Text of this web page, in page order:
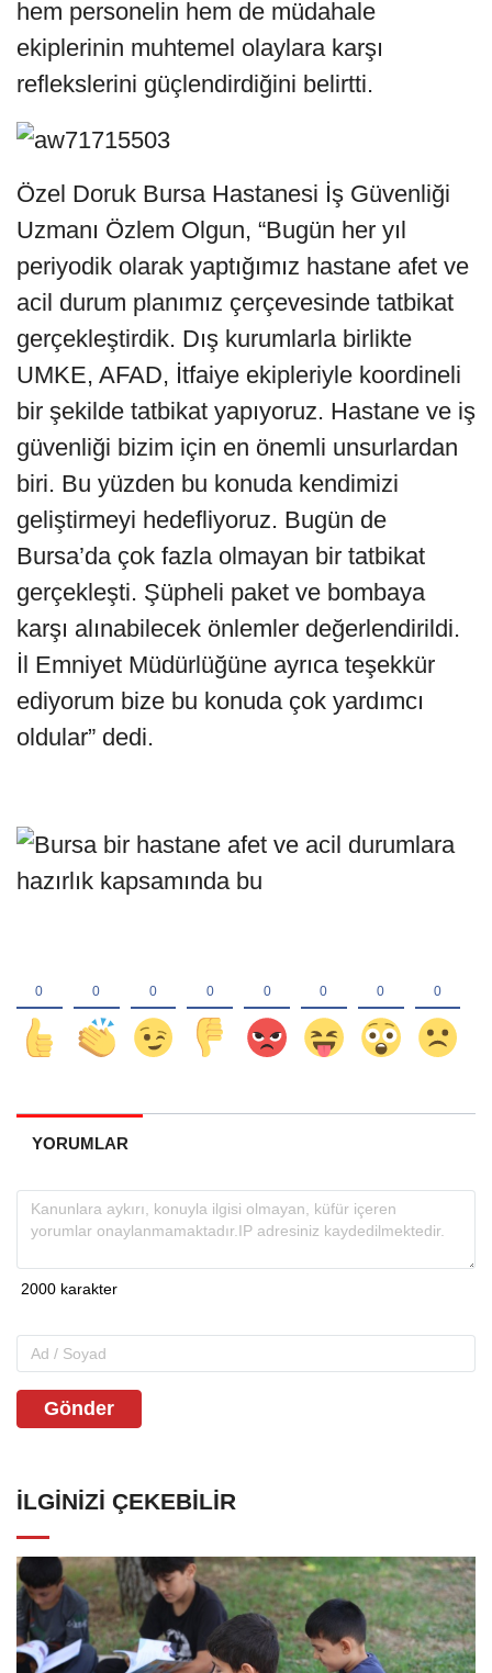
hem personelin hem de müdahale
ekiplerinin muhtemel olaylara karşı
reflekslerini güçlendirdiğini belirtti.
Özel Doruk Bursa Hastanesi İş Güvenliği
Uzmanı Özlem Olgun, “Bugün her yıl
periyodik olarak yaptığımız hastane afet ve
acil durum planımız çerçevesinde tatbikat
gerçekleştirdik. Dış kurumlarla birlikte
UMKE, AFAD, İtfaiye ekipleriyle koordineli
bir şekilde tatbikat yapıyoruz. Hastane ve iş
güvenliği bizim için en önemli unsurlardan
biri. Bu yüzden bu konuda kendimizi
geliştirmeyi hedefliyoruz. Bugün de
Bursa’da çok fazla olmayan bir tatbikat
gerçekleşti. Şüpheli paket ve bombaya
karşı alınabilecek önlemler değerlendirildi.
İl Emniyet Müdürlüğüne ayrıca teşekkür
ediyorum bize bu konuda çok yardımcı
oldular” dedi.
YORUMLAR
Gönder
İLGINIZI ÇEKEBILIR